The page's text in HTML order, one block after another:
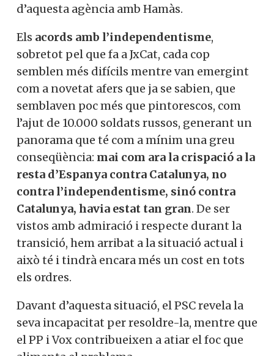
d’aquesta agència amb Hamàs.
Els acords amb l’independentisme,
sobretot pel que fa a JxCat, cada cop
semblen més difícils mentre van emergint
com a novetat afers que ja se sabien, que
semblaven poc més que pintorescos, com
l’ajut de 10.000 soldats russos, generant un
panorama que té com a mínim una greu
conseqüència: mai com ara la crispació a la
resta d’Espanya contra Catalunya, no
contra l’independentisme, sinó contra
Catalunya, havia estat tan gran. De ser
vistos amb admiració i respecte durant la
transició, hem arribat a la situació actual i
això té i tindrà encara més un cost en tots
els ordres.
Davant d’aquesta situació, el PSC revela la
seva incapacitat per resoldre-la, mentre que
el PP i Vox contribueixen a atiar el foc que